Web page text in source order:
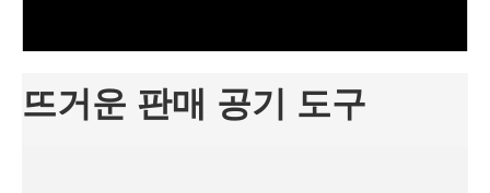
뜨거운 판매 공기 도구